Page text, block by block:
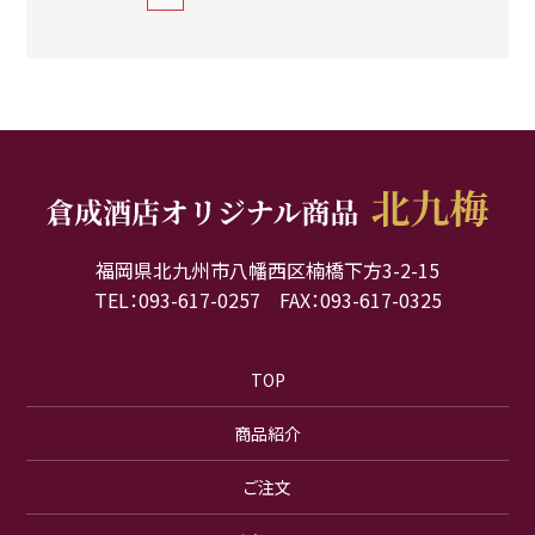
福岡県北九州市八幡西区楠橋下方3-2-15
TEL：093-617-0257 FAX：093-617-0325
TOP
商品紹介
ご注文